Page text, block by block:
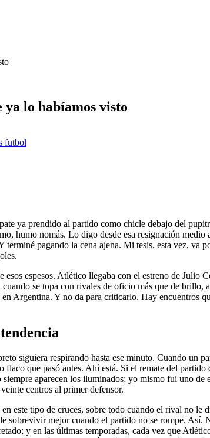
lo habíamos visto
futbol
ya prendido al partido como chicle debajo del
humo nomás. Lo digo desde esa resignación
pagando la cena ajena. Mi tesis, esta vez, va
espesos. Atlético llegaba con el estreno de Julio
se topa con rivales de oficio más que de brillo,
Argentina. Y no da para criticarlo. Hay encuentros
siguiera respirando hasta ese minuto. Cuando un
que pasó antes. Ahí está. Si el remate del
aparecen los iluminados; yo mismo fui uno
centros al primer defensor.
este tipo de cruces, sobre todo cuando el rival no le
sobrevivir mejor cuando el partido no se rompe.
y en las últimas temporadas, cada vez que